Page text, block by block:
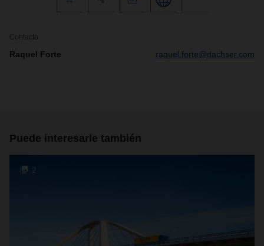
Contacto
Raquel Forte raquel.forte@dachser.com
Puede interesarle también
2